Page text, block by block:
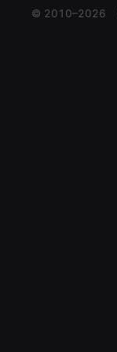
© 2010–2026